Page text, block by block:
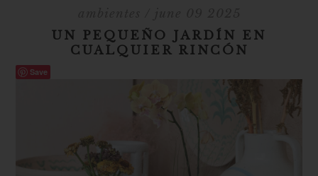
UN PEQUEÑO JARDÍN EN
CUALQUIER RINCÓN
Save